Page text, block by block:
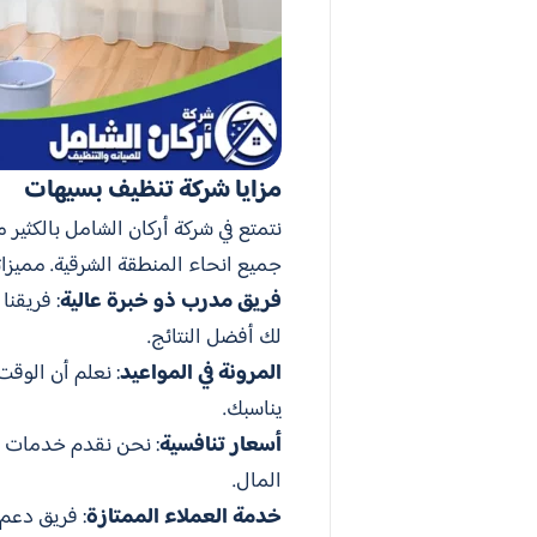
مزايا شركة تنظيف بسيهات
نتمتع في شركة أركان الشامل
جميع انحاء المنطقة الشرقية.
فريق مدرب ذو خبرة عالية:
لك أفضل النتائج.
المرونة في المواعيد: نعلم أن
يناسبك.
أسعار تنافسية: نحن نقدم خدمات
المال.
خدمة العملاء الممتازة: فريق